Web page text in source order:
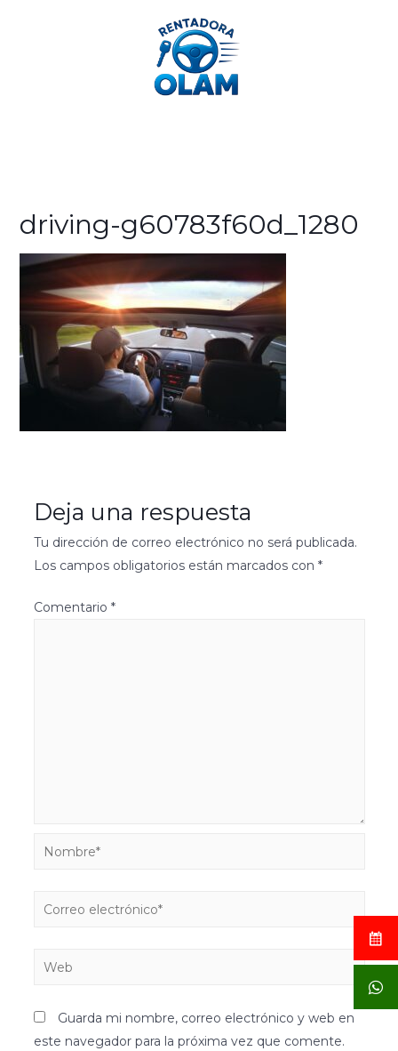
driving-g60783f60d_1280
Deja una respuesta
Tu dirección de correo electrónico no será publicada.
Los campos obligatorios están marcados con *
Comentario *
Guarda mi nombre, correo electrónico y web en
este navegador para la próxima vez que comente.